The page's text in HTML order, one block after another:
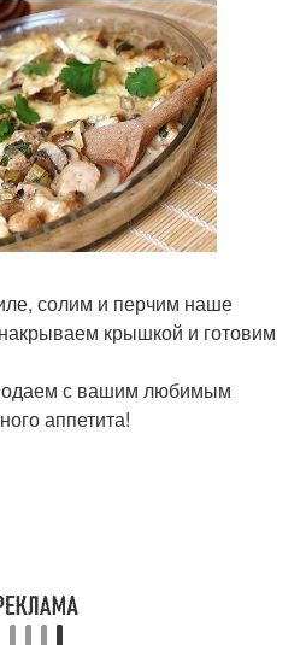
солим и перчим наше
крышкой и готовим
с вашим любимым
аппетита!